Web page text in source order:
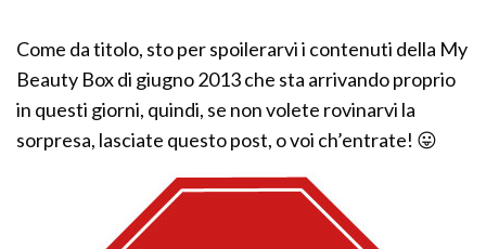
Come da titolo, sto per spoilerarvi i contenuti della My
Beauty Box di giugno 2013 che sta arrivando proprio
in questi giorni, quindi, se non volete rovinarvi la
sorpresa, lasciate questo post, o voi ch’entrate! 😛